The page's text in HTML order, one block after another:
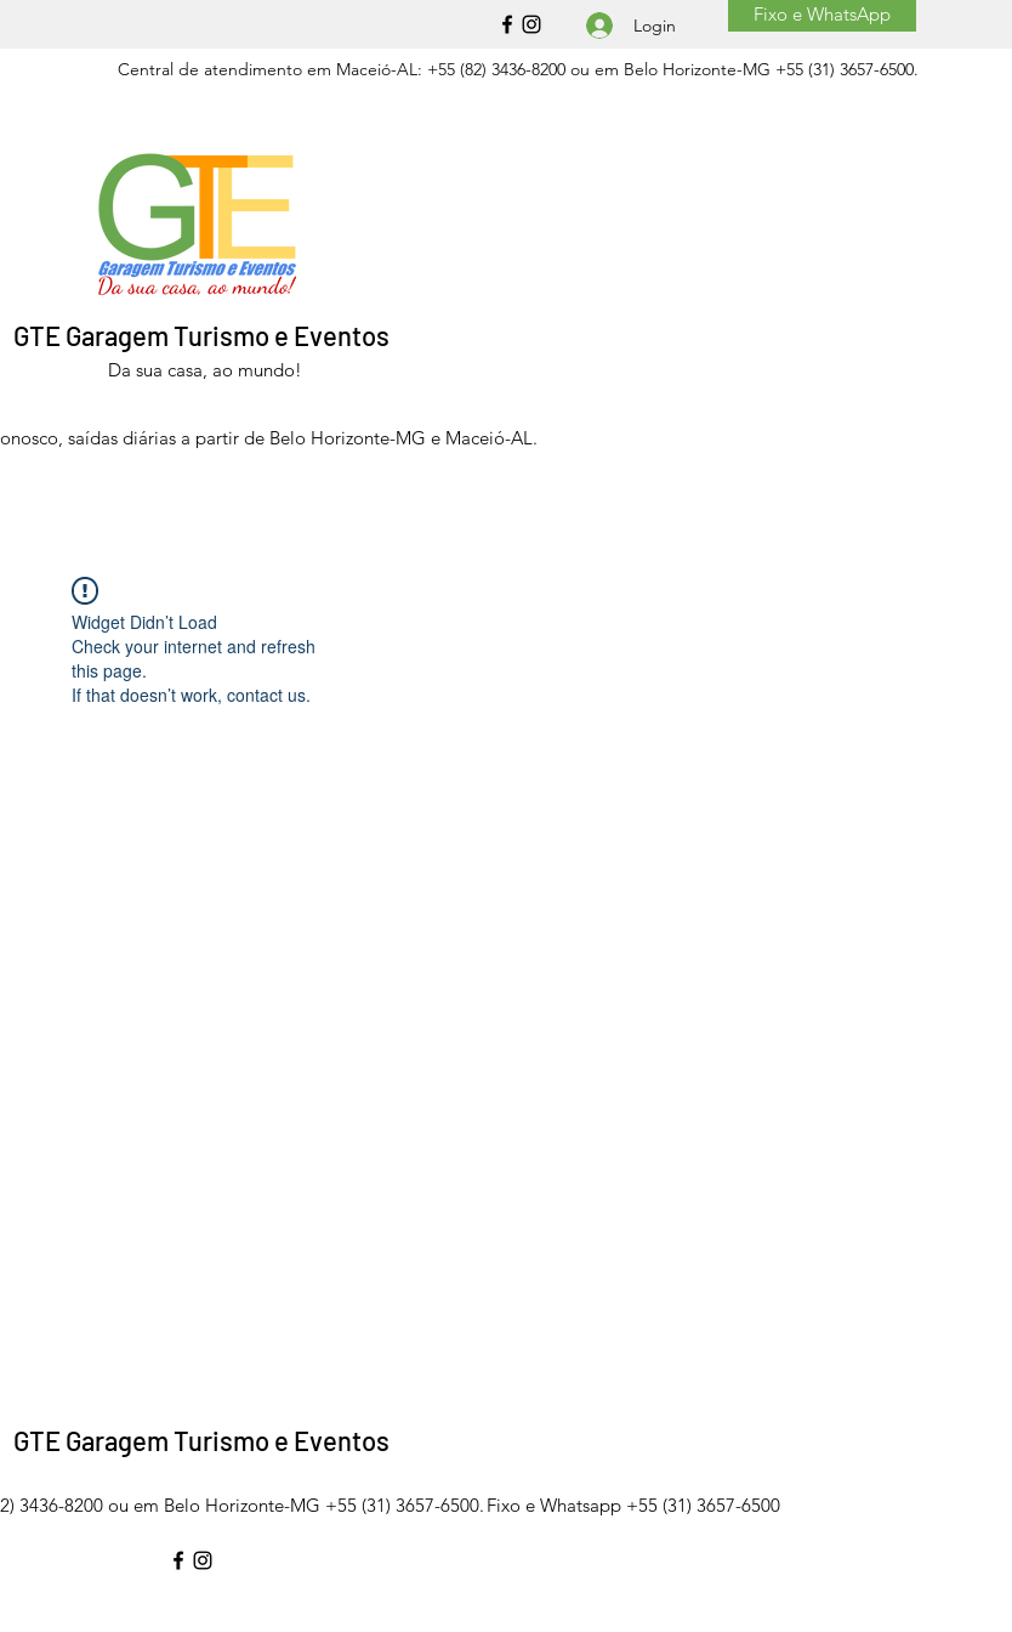
Login Fixo e WhatsApp
Central de atendimento em Maceió-AL: +55 (82) 3436-8200 ou em Belo Horizonte-MG +55 (31) 3657-6500.
GTE Garagem Turismo e Eventos
Da sua casa, ao mundo!
saídas diárias a partir de Belo Horizonte-MG e Maceió-AL.
Widget Didn’t Load
Check your internet and refresh
this page.
If that doesn’t work, contact us.
GTE Garagem Turismo e Eventos
3436-8200 ou em Belo Horizonte-MG +55 (31) 3657-6500. Fixo e Whatsapp +55 (31) 3657-6500